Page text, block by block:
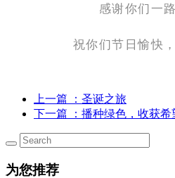
感谢你们一
祝你们节日愉快
上一篇
：圣诞之旅
下一篇
：播种绿色，收获希
为您推荐